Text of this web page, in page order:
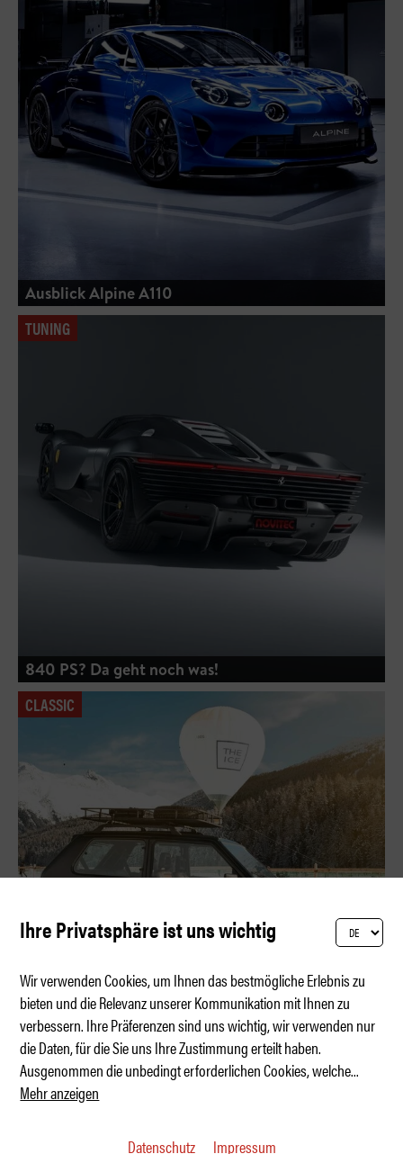
Ausblick Alpine A110
TUNING
840 PS? Da geht noch was!
CLASSIC
La Capra – die italienische Bergziege
Ihre Privatsphäre ist uns wichtig
Wir verwenden Cookies, um Ihnen das bestmögliche Erlebnis zu
bieten und die Relevanz unserer Kommunikation mit Ihnen zu
verbessern. Ihre Präferenzen sind uns wichtig, wir verwenden nur
die Daten, für die Sie uns Ihre Zustimmung erteilt haben.
Ausgenommen die unbedingt erforderlichen Cookies, welche...
Mehr anzeigen
Datenschutz Impressum